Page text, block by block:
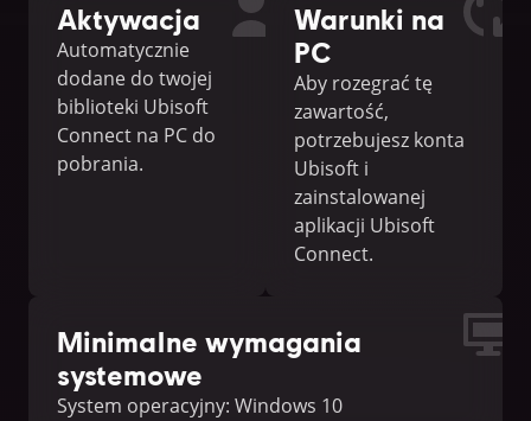
Aktywacja
Automatycznie
dodane do twojej
biblioteki Ubisoft
Connect na PC do
pobrania.
Warunki na
PC
Aby rozegrać tę
zawartość,
potrzebujesz konta
Ubisoft i
zainstalowanej
aplikacji Ubisoft
Connect.
Minimalne wymagania
systemowe
System operacyjny: Windows 10